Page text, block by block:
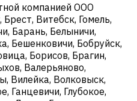
компанией ООО
Витебск, Гомель,
Барань, Белыничи,
Бешенковичи, Бобруйск,
Борисов, Брагин,
Валерьяново,
Вилейка, Волковыск,
Ганцевичи, Глубокое,